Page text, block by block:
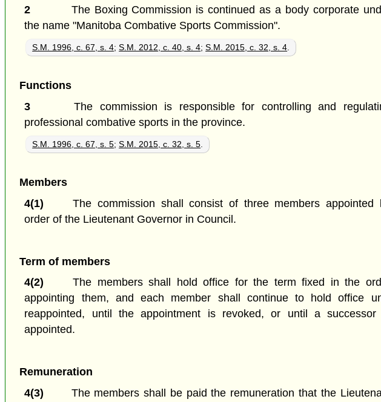
2
The Boxing Commission is continued as a body corporate
the name "Manitoba Combative Sports Commission".
S.M. 1996, c. 67, s. 4;S.M. 2012, c. 40, s. 4;S.M. 2015, c. 32, s. 4
Functions
3
The commission is responsible for controlling and
professional combative sports in the province.
S.M. 1996, c. 67, s. 5;S.M. 2015, c. 32, s. 5
Members
4(1)
The commission shall consist of three members appointed
order of the Lieutenant Governor in Council.
Term of members
4(2)
The members shall hold office for the term fixed in the
appointing them, and each member shall continue to hold office
reappointed, until the appointment is revoked, or until a
appointed.
Remuneration
4(3)
The members shall be paid the remuneration that the